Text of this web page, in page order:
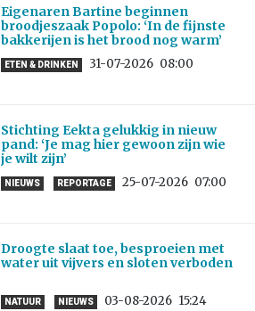
Eigenaren Bartine beginnen
broodjeszaak Popolo: ‘In de fijnste
bakkerijen is het brood nog warm’
ETEN & DRINKEN 31-07-2026 08:00
Stichting Eekta gelukkig in nieuw
pand: ‘Je mag hier gewoon zijn wie
je wilt zijn’
NIEUWS REPORTAGE 25-07-2026 07:00
Droogte slaat toe, besproeien met
water uit vijvers en sloten verboden
NATUUR NIEUWS 03-08-2026 15:24